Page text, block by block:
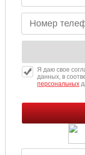
Я даю свое
данных, в
персональных